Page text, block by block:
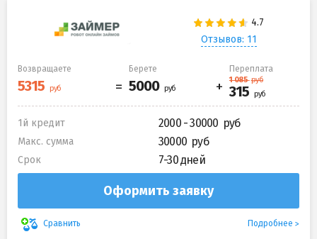
Отзывов: 11
Возвращаете Берете Переплата
1й кредит 2000 - 30000
Макс. сумма 30000
Срок 7-30 дней
Оформить заявку
Сравнить Подробнее